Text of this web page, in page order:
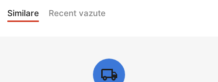
Similare Recent vazute